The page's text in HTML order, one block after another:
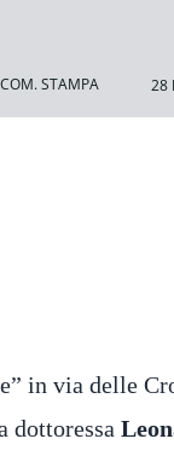
COM. STAMPA 28
in via delle
dottoressa